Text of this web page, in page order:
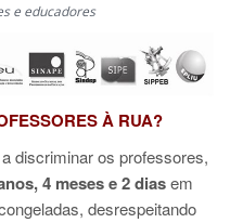
e educadores
À RUA?
discriminar os professores,
4 meses e 2 diasem
desrespeitando